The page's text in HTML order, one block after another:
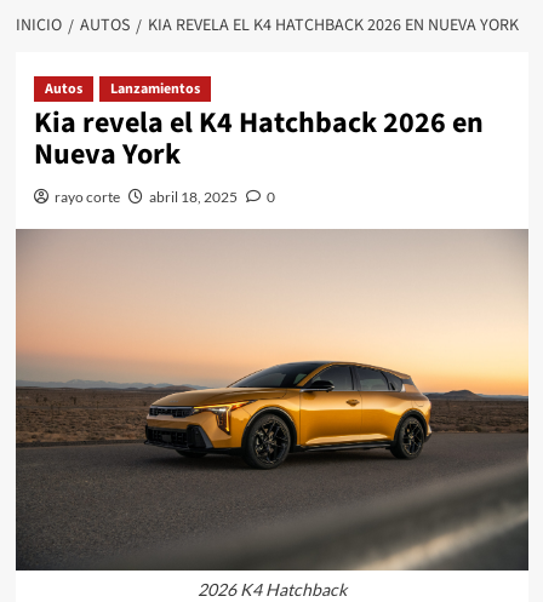
INICIO AUTOS KIA REVELA EL K4 HATCHBACK 2026 EN NUEVA YORK
Autos Lanzamientos
Kia revela el K4 Hatchback 2026 en
Nueva York
rayo corte abril 18, 2025 0
2026 K4 Hatchback